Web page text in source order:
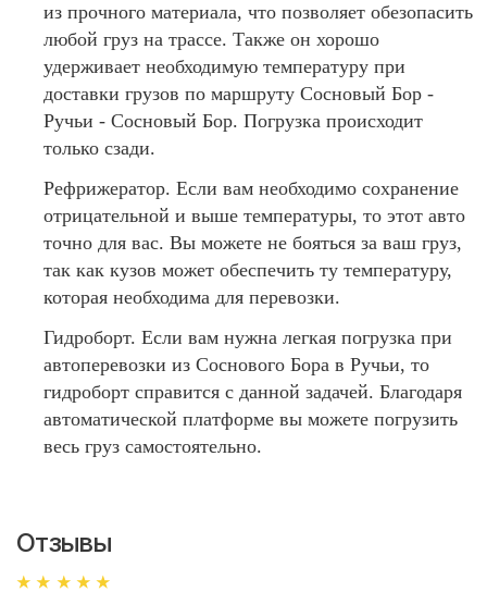
из прочного материала, что позволяет обезопасить
любой груз на трассе. Также он хорошо
удерживает необходимую температуру при
доставки грузов по маршруту Сосновый Бор -
Ручьи - Сосновый Бор. Погрузка происходит
только сзади.
Рефрижератор. Если вам необходимо сохранение
отрицательной и выше температуры, то этот авто
точно для вас. Вы можете не бояться за ваш груз,
так как кузов может обеспечить ту температуру,
которая необходима для перевозки.
Гидроборт. Если вам нужна легкая погрузка при
автоперевозки из Соснового Бора в Ручьи, то
гидроборт справится с данной задачей. Благодаря
автоматической платформе вы можете погрузить
весь груз самостоятельно.
Отзывы